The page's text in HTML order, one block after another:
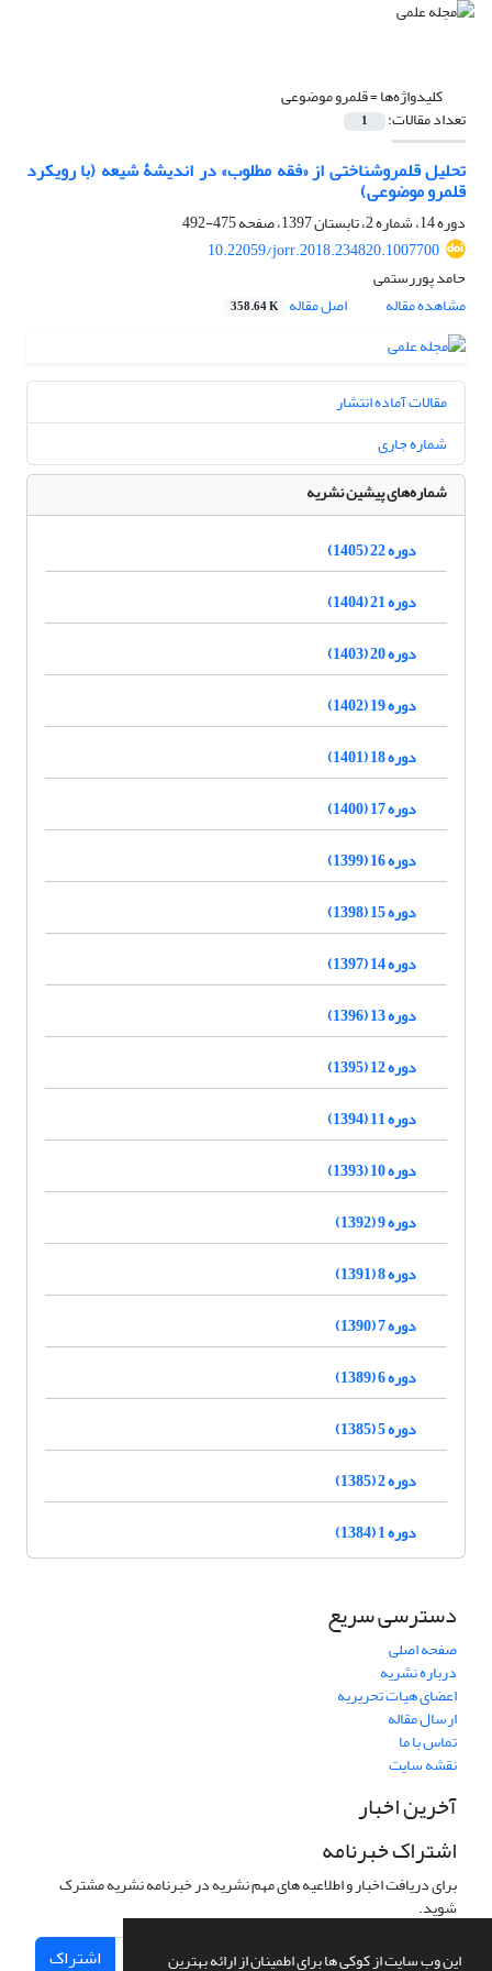
این وب سایت از کوکی ها برای اطمینان از ارائه بهترین
کلیدواژه‌ها =قلمرو موضوعی
تعداد مقالات: 1
تحلیل قلمروشناختی از «فقه مطلوب» در اندیشۀ شیعه (با رویکرد
قلمرو موضوعی)
دوره 14، شماره 2، تابستان 1397، صفحه
475-492
10.22059/jorr.2018.234820.1007700
حامد پوررستمی
مشاهده مقاله
اصل مقاله 358.64 K
مقالات آماده انتشار
شماره جاری
شماره‌های پیشین نشریه
دوره 22 (1405)
دوره 21 (1404)
دوره 20 (1403)
دوره 19 (1402)
دوره 18 (1401)
دوره 17 (1400)
دوره 16 (1399)
دوره 15 (1398)
دوره 14 (1397)
دوره 13 (1396)
دوره 12 (1395)
دوره 11 (1394)
دوره 10 (1393)
دوره 9 (1392)
دوره 8 (1391)
دوره 7 (1390)
دوره 6 (1389)
دوره 5 (1385)
دوره 2 (1385)
دوره 1 (1384)
دسترسی سریع
صفحه اصلی
درباره نشریه
اعضای هیات تحریریه
ارسال مقاله
تماس با ما
نقشه سایت
آخرین اخبار
اشتراک خبرنامه
برای دریافت اخبار و اطلاعیه های مهم نشریه در خبرنامه نشریه مشترک
شوید.
اشتراک